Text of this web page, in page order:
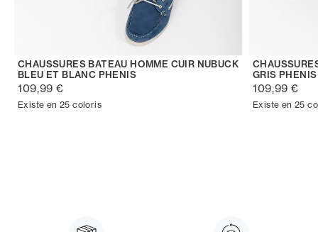
CHAUSSURES BATEAU HOMME CUIR NUBUCK
BLEU ET BLANC PHENIS
109,99 €
Existe en 25 coloris
GRIS PHENIS
109,99 €
Existe en 25